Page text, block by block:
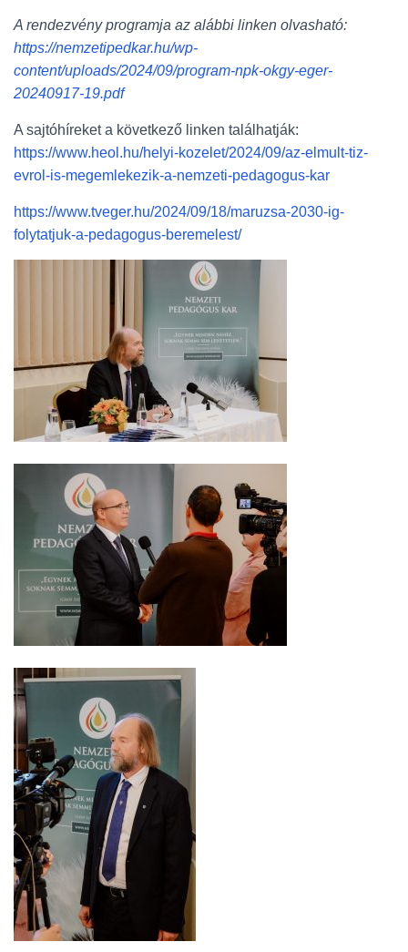
A rendezvény programja az alábbi linken olvasható:
https://nemzetipedkar.hu/wp-
content/uploads/2024/09/program-npk-okgy-eger-
20240917-19.pdf
A sajtóhíreket a következő linken találhatják:
https://www.heol.hu/helyi-kozelet/2024/09/az-elmult-tiz-
evrol-is-megemlekezik-a-nemzeti-pedagogus-kar
https://www.tveger.hu/2024/09/18/maruzsa-2030-ig-
folytatjuk-a-pedagogus-beremelest/